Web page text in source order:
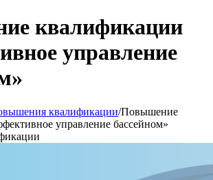
квалификации
управление
квалификации/Повышение
управление бассейном»